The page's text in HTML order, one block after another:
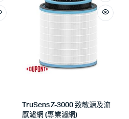
TruSens Z-3000 致敏源及流
感濾網 (專業濾網)